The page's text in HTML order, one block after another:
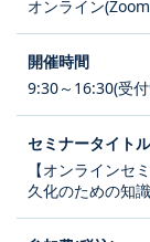
オンライン
9:30～16:30(受
【オンラインセ
久化のための知